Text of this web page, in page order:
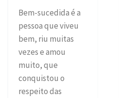
Bem-sucedida é a
pessoa que viveu
bem, riu muitas
vezes e amou
muito, que
conquistou o
respeito das